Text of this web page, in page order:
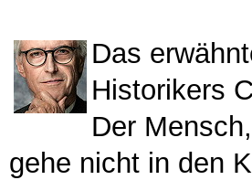
Das
Historikers
Der
gehe nicht in den